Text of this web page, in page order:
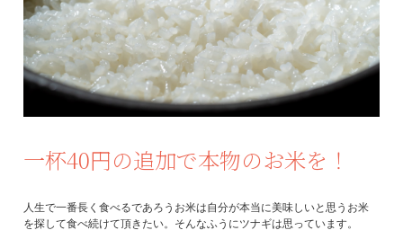
一杯40円の追加で本物のお米を！
人生で一番長く食べるであろうお米は自分が本当に美味しいと思うお米
を探して食べ続けて頂きたい。そんなふうにツナギは思っています。